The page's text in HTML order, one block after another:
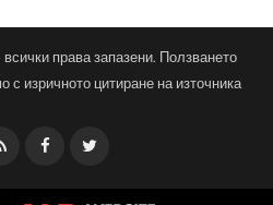
права запазени. Ползването
с изричното цитиране на източника
Facebook